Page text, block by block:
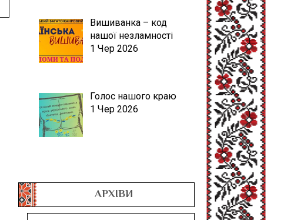
Вишиванка – код
нашої незламності
1 Чер 2026
Голос нашого краю
1 Чер 2026
АРХІВИ